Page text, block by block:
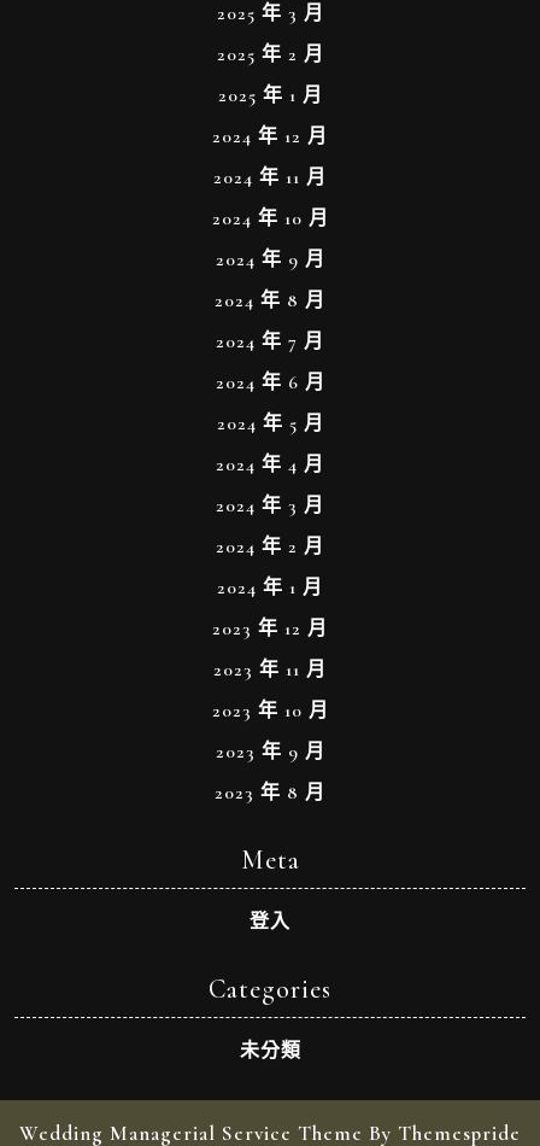
2025 年 3 月
2025 年 2 月
2025 年 1 月
2024 年 12 月
2024 年 11 月
2024 年 10 月
2024 年 9 月
2024 年 8 月
2024 年 7 月
2024 年 6 月
2024 年 5 月
2024 年 4 月
2024 年 3 月
2024 年 2 月
2024 年 1 月
2023 年 12 月
2023 年 11 月
2023 年 10 月
2023 年 9 月
2023 年 8 月
Meta
登入
Categories
未分類
Wedding Managerial Service Theme By Themespride